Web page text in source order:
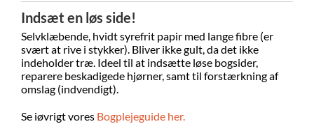
Indsæt en løs side!
Selvklæbende, hvidt syrefrit papir med lange fibre (er
svært at rive i stykker). Bliver ikke gult, da det ikke
indeholder træ. Ideel til at indsætte løse bogsider,
reparere beskadigede hjørner, samt til forstærkning af
omslag (indvendigt).
Se iøvrigt vores Bogplejeguide her.